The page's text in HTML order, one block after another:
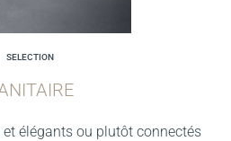
SELECTION
élégants ou plutôt connectés